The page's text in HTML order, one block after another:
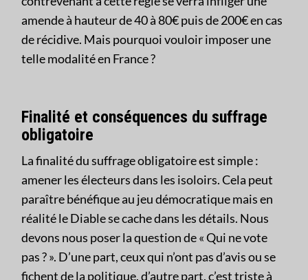
amende à hauteur de 40 à 80€ puis de 200€ en cas
de récidive. Mais pourquoi vouloir imposer une
telle modalité en France ?
Finalité et conséquences du suffrage
obligatoire
La finalité du suffrage obligatoire est simple :
amener les électeurs dans les isoloirs. Cela peut
paraître bénéfique au jeu démocratique mais en
réalité le Diable se cache dans les détails. Nous
devons nous poser la question de « Qui ne vote
pas ? ». D’une part, ceux qui n’ont pas d’avis ou se
fichent de la politique, d’autre part, c’est triste à